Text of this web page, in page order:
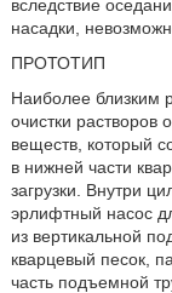
вследствие
насадки,
ПРОТОТИП
Наиболее близким
очистки
веществ, который
в нижней части
загрузки. Внутри
эрлифтный насос
из вертикальной
кварцевый песок,
часть подъемной